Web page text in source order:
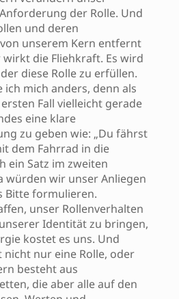
der Rolle. Und
und deren
unserem Kern entfernt
die Fliehkraft. Es wird
diese Rolle zu erfüllen.
mich anders, denn als
Fall vielleicht gerade
eine klare
zu geben wie: „Du fährst
dem Fahrrad in die
ein Satz im zweiten
würden wir unser Anliegen
Bitte formulieren.
unser Rollenverhalten
Identität zu bringen,
kostet es uns. Und
nur eine Rolle, oder
besteht aus
die aber alle auf den